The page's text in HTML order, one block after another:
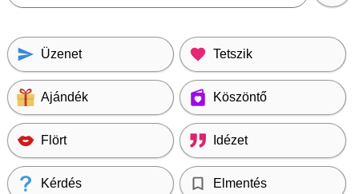
Üzenet Tetszik
Ajándék Köszöntő
Flört Idézet
Kérdés Elmentés